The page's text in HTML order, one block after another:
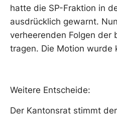
hatte die SP-Fraktion in
ausdrücklich gewarnt.
verheerenden Folgen der
tragen. Die Motion wurde
Weitere Entscheide:
Der Kantonsrat stimmt